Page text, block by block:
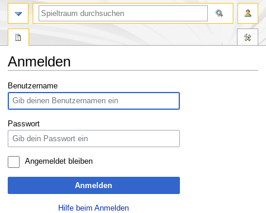
Anmelden
Zur
Navigation
springen
Zur
Suche
springen
Benutzername
Passwort
Angemeldet bleiben
Anmelden
Hilfe beim Anmelden